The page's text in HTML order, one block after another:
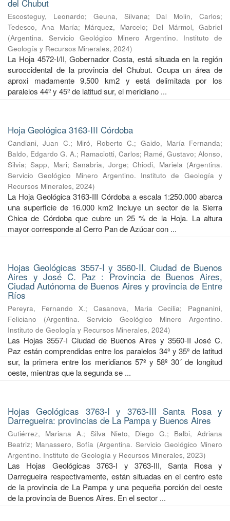
del Chubut
Escosteguy, Leonardo; Geuna, Silvana; Dal Molin, Carlos;
Tedesco, Ana María; Márquez, Marcelo; Del Mármol, Gabriel
(Argentina. Servicio Geológico Minero Argentino. Instituto de
Geología y Recursos Minerales, 2024)
La Hoja 4572-I/II, Gobernador Costa, está situada en la región
suroccidental de la provincia del Chubut. Ocupa un área de
aproxi madamente 9.500 km2 y está delimitada por los
paralelos 44º y 45º de latitud sur, el meridiano ...
Hoja Geológica 3163-III Córdoba
Candiani, Juan C.; Miró, Roberto C.; Gaido, María Fernanda;
Baldo, Edgardo G. A.; Ramaciotti, Carlos; Ramé, Gustavo; Alonso,
Silvia;Sapp, Mari;Sanabria, Jorge;Chiodi, Mariela (Argentina.
Servicio Geológico Minero Argentino. Instituto de Geología y
Recursos Minerales, 2024)
La Hoja Geológica 3163-III Córdoba a escala 1:250.000 abarca
una superficie de 16.000 km2 Incluye un sector de la Sierra
Chica de Córdoba que cubre un 25 % de la Hoja. La altura
mayor corresponde al Cerro Pan de Azúcar con ...
Hojas Geológicas 3557-I y 3560-II. Ciudad de Buenos
Aires y José C. Paz : Provincia de Buenos Aires,
Ciudad Autónoma de Buenos Aires y provincia de Entre
Ríos
Pereyra, Fernando X.;Casanova, Maria Cecilia; Pagnanini,
Feliciano
(Argentina. Servicio Geológico Minero Argentino.
Instituto de Geología y Recursos Minerales, 2024)
Las Hojas 3557-I Ciudad de Buenos Aires y 3560-II José C.
Paz están comprendidas entre los paralelos 34º y 35º de latitud
sur, la primera entre los meridianos 57º y 58º 30´ de longitud
oeste, mientras que la segunda se ...
Hojas Geológicas 3763-I y 3763-III Santa Rosa y
Darregueira: provincias de La Pampa y Buenos Aires
Gutiérrez, Mariana A.; Silva Nieto, Diego G.; Balbi, Adriana
Beatriz; Manassero, Sofía (Argentina. Servicio Geológico Minero
Argentino. Instituto de Geología y Recursos Minerales, 2023)
Las Hojas Geológicas 3763-I y 3763-III, Santa Rosa y
Darregueira respectivamente, están situadas en el centro este
de la provincia de La Pampa y una pequeña porción del oeste
de la provincia de Buenos Aires. En el sector ...